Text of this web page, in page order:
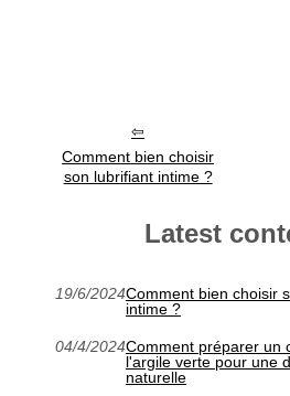
Comment bien choisir
son lubrifiant intime ?
Latest
19/6/2024Comment bien choisir
intime ?
04/4/2024Comment préparer un
l'argile verte pour une
naturelle